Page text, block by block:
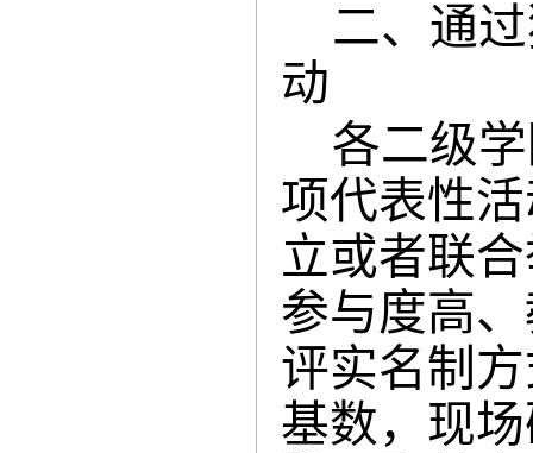
二、通
动
各二级
项代表性
立或者联
参与度高
评实名制
基数，现